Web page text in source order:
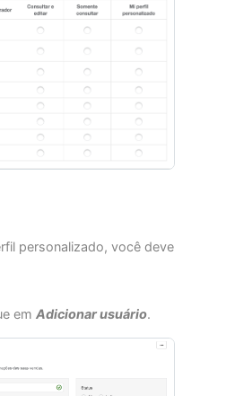
personalizado, você deve
em Adicionar usuário.